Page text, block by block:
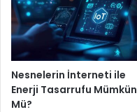
Nesnelerin İnterneti ile
Enerji Tasarrufu Mümkün
Mü?